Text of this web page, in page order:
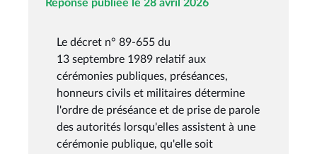
Réponse publiée le 28 avril 2026
Le décret n° 89-655 du
13 septembre 1989 relatif aux
cérémonies publiques, préséances,
honneurs civils et militaires détermine
l'ordre de préséance et de prise de parole
des autorités lorsqu'elles assistent à une
cérémonie publique, qu'elle soit